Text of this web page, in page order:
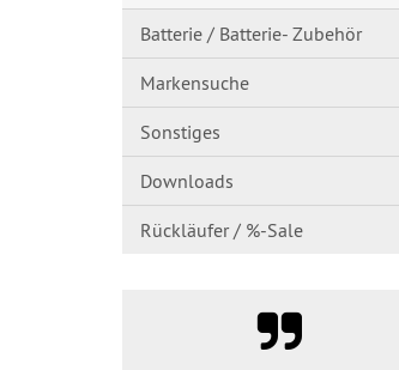
Batterie / Batterie- Zubehör
Markensuche
Sonstiges
Downloads
Rückläufer / %-Sale